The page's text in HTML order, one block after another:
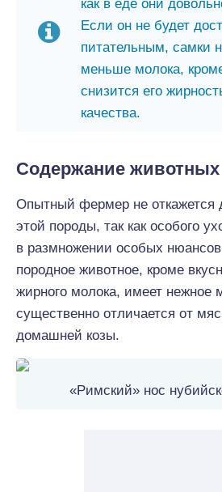
как в еде они
Если он не будет
питательным, самки
меньше молока,
снизится его
качества.
Содержание животных
Опытный фермер не откажется
этой породы, так как особого
в размножении особых
породное животное, кроме
жирного молока, имеет нежное
существенно отличается от
домашней козы.
«Римский» нос